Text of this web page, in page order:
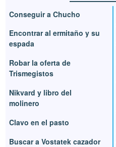
Conseguir a Chucho
Encontrar al ermitaño y su
espada
Robar la oferta de
Trismegistos
Nikvard y libro del
molinero
Clavo en el pasto
Buscar a Vostatek cazador